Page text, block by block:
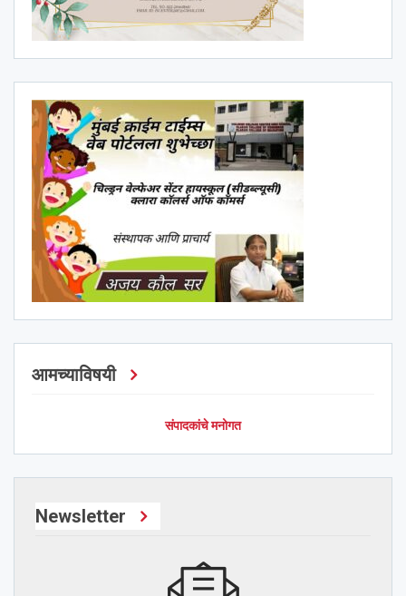
आमच्याविषयी
संपादकांचे मनोगत
Newsletter